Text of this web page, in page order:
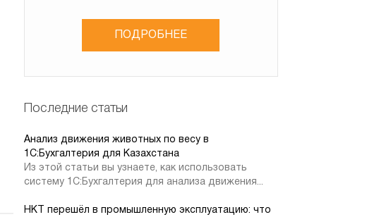
ПОДРОБНЕЕ
Последние статьи
Анализ движения животных по весу в
1C:Бухгалтерия для Казахстана
Из этой статьи вы узнаете, как использовать
систему 1С:Бухгалтерия для анализа движения...
НКТ перешёл в промышленную эксплуатацию: что